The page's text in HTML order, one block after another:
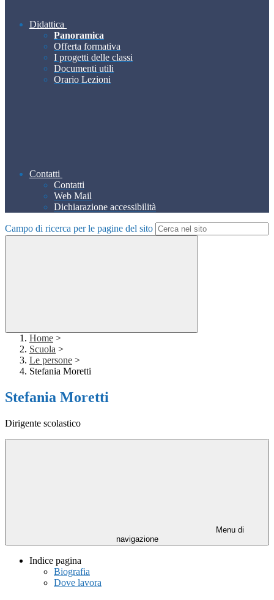
Didattica
Panoramica
Offerta formativa
I progetti delle classi
Documenti utili
Orario Lezioni
Contatti
Contatti
Web Mail
Dichiarazione accessibilità
Campo di ricerca per le pagine del sito
Home >
Scuola >
Le persone >
Stefania Moretti
Stefania Moretti
Dirigente scolastico
Menu di
navigazione
Indice pagina
Biografia
Dove lavora